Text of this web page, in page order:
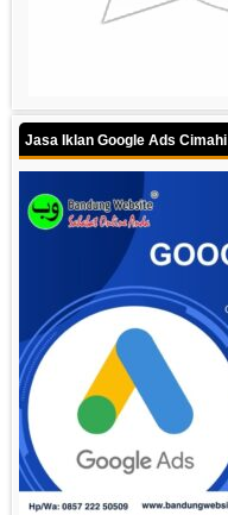
Jasa Iklan Google Ads Cimahi